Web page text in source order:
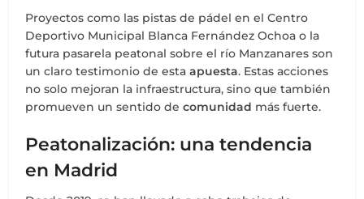
Proyectos como las pistas de pádel en el Centro
Deportivo Municipal Blanca Fernández Ochoa o la
futura pasarela peatonal sobre el río Manzanares son
un claro testimonio de estaapuesta. Estas acciones
no solo mejoran la infraestructura, sino que también
promueven un sentido decomunidad más fuerte.
Peatonalización: una tendencia
en Madrid